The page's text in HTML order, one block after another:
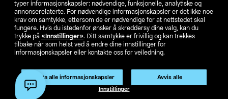
typer informasjonskapsler: nødvendige, funksjonelle, analytiske og
annonserelaterte. For nødvendige informasjonskapsler er det ikke noe
krav om samtykke, ettersom de er nødvendige for at nettstedet skal
fungere. Hvis du istedenfor ønsker å skreddersy dine valg, kan du
trykke på «Innstillinger». Ditt samtykke er frivillig og kan trekkes
tilbake når som helst ved å endre dine innstillinger for
informasjonskapsler eller kontakte oss for veiledning.
Godta alle informasjonskapsler Avvis alle
Innstillinger
SE NO FI
Privacy statement Medlemsvilkår Kjøpsvilkår
For bedrifter
Endre til priser ekskl. moms